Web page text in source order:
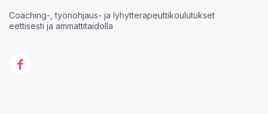
Coaching-, työnohjaus- ja lyhytterapeuttikoulutukset
eettisesti ja ammattitaidolla